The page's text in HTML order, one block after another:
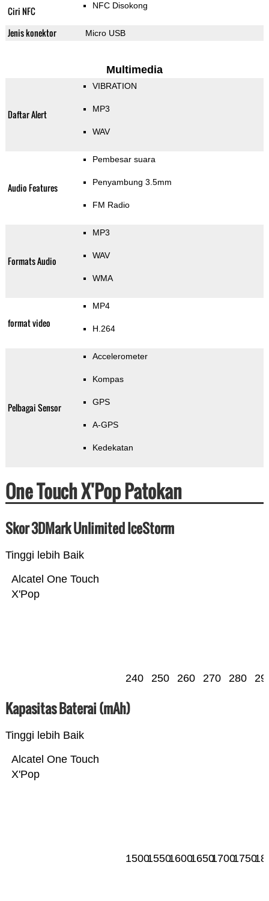
Ciri NFC NFC Disokong
Jenis konektor Micro USB
Multimedia
Daftar Alert
VIBRATION
MP3
WAV
Audio Features
Pembesar suara
Penyambung 3.5mm
FM Radio
Formats Audio
MP3
WAV
WMA
format video
MP4
H.264
Pelbagai Sensor
Accelerometer
Kompas
GPS
A-GPS
Kedekatan
One Touch X'Pop Patokan
Skor 3DMark Unlimited IceStorm
Tinggi lebih Baik
Alcatel One Touch
X'Pop
240 250 260 270 280
Kapasitas Baterai (mAh)
Tinggi lebih Baik
Alcatel One Touch
X'Pop
150015501600165017001750